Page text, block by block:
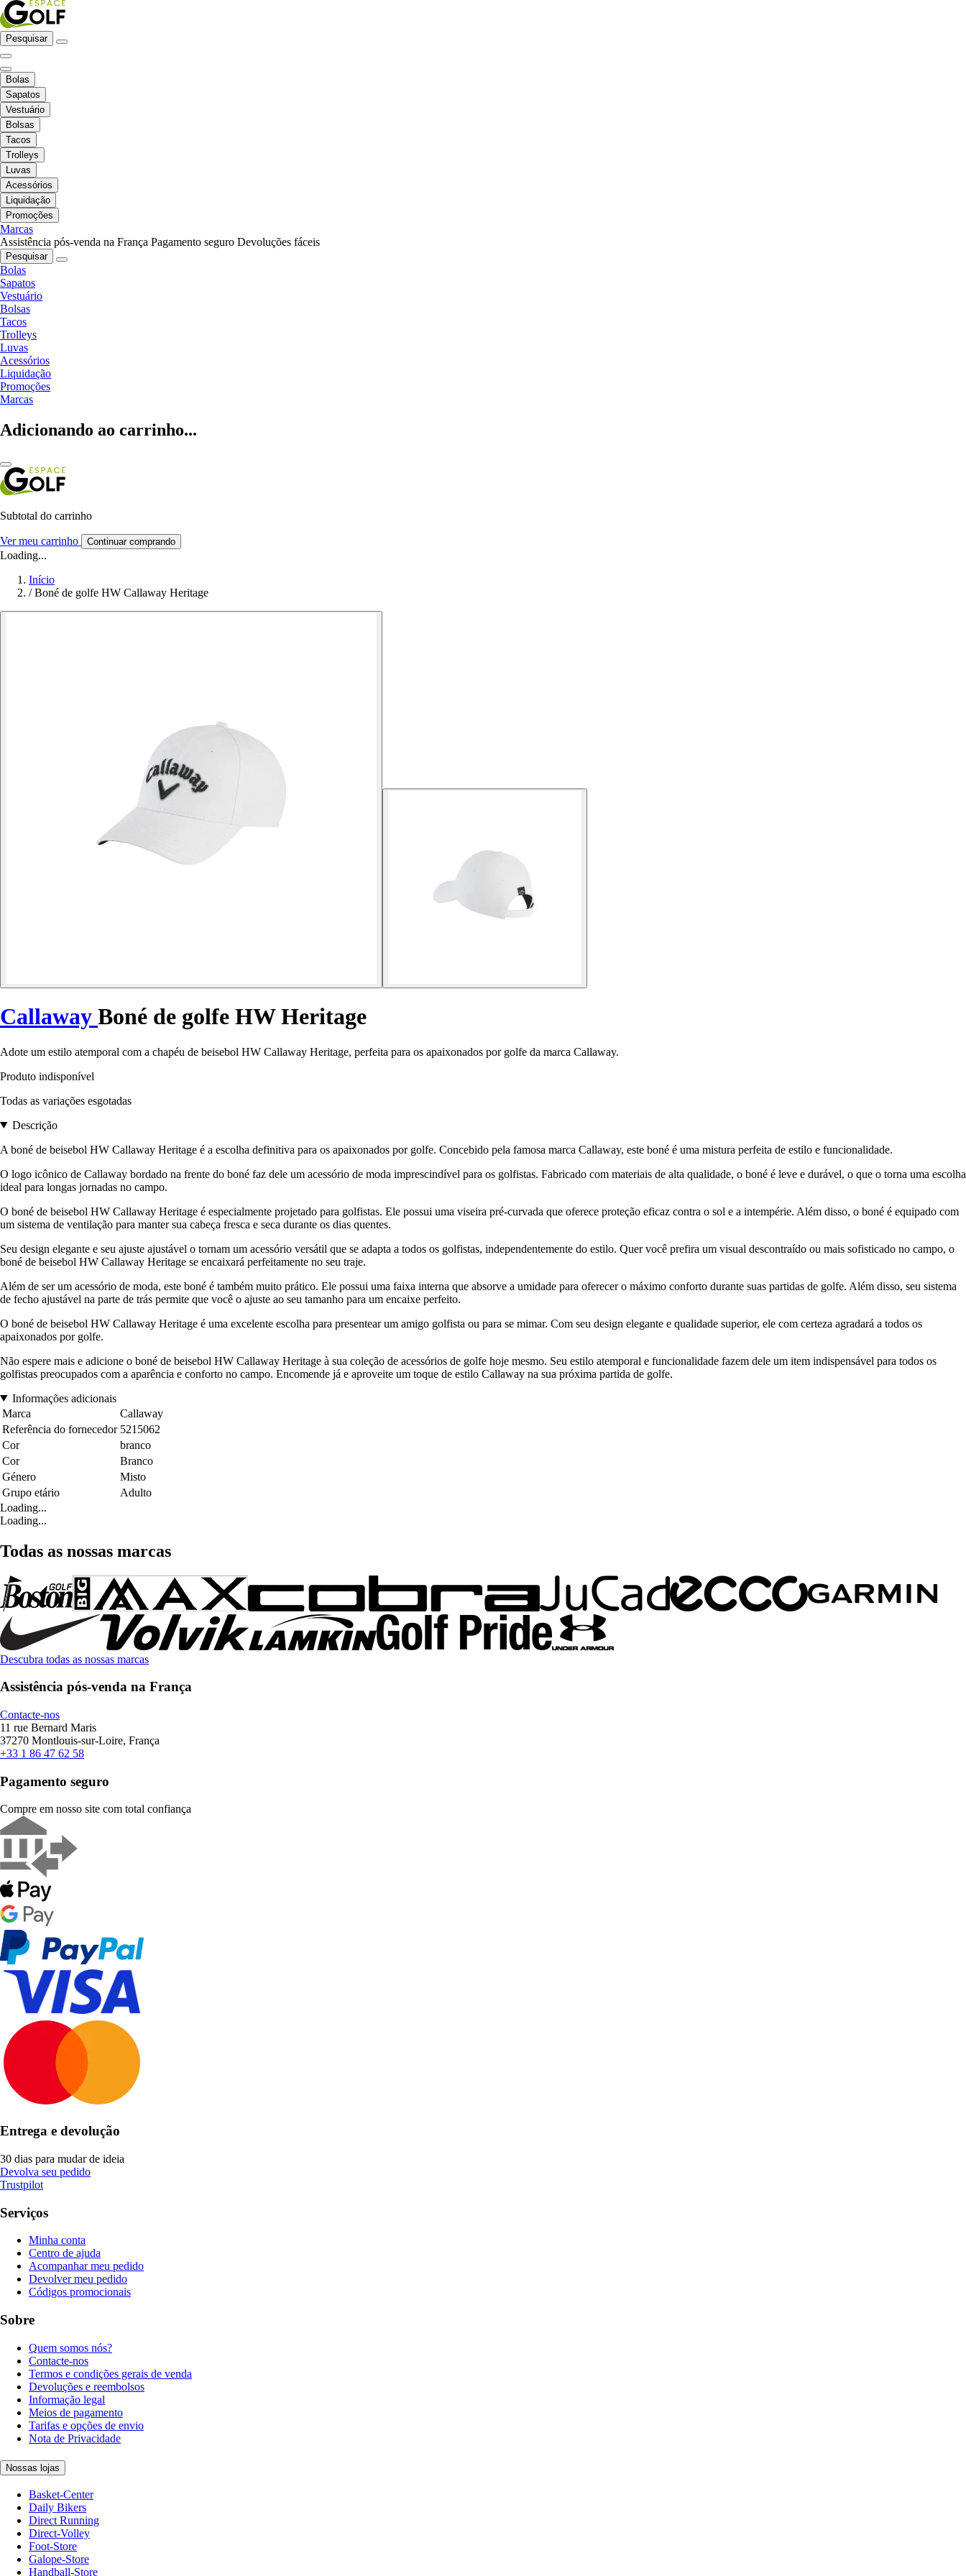
Pesquisar
Bolas
Sapatos
Vestuário
Bolsas
Tacos
Trolleys
Luvas
Acessórios
Liquidação
Promoções
Marcas
Assistência pós-venda na França Pagamento seguro Devoluções fáceis
Pesquisar
Bolas
Sapatos
Vestuário
Bolsas
Tacos
Trolleys
Luvas
Acessórios
Liquidação
Promoções
Marcas
Adicionando ao carrinho...
Subtotal do carrinho
Ver meu carrinho Continuar comprando
Loading...
Início
/ Boné de golfe HW Callaway Heritage
Callaway Boné de golfe HW Heritage
Adote um estilo atemporal com a chapéu de beisebol HW Callaway Heritage, perfeita para os apaixonados por golfe da marca Callaway.
Produto indisponível
Todas as variações esgotadas
Descrição
A boné de beisebol HW Callaway Heritage é a escolha definitiva para os apaixonados por golfe. Concebido pela famosa marca Callaway, este boné é uma mistura perfeita de estilo e funcionalidade.
O logo icônico de Callaway bordado na frente do boné faz dele um acessório de moda imprescindível para os golfistas. Fabricado com materiais de alta qualidade, o boné é leve e durável, o que o torna uma escolha
ideal para longas jornadas no campo.
O boné de beisebol HW Callaway Heritage é especialmente projetado para golfistas. Ele possui uma viseira pré-curvada que oferece proteção eficaz contra o sol e a intempérie. Além disso, o boné é equipado com
um sistema de ventilação para manter sua cabeça fresca e seca durante os dias quentes.
Seu design elegante e seu ajuste ajustável o tornam um acessório versátil que se adapta a todos os golfistas, independentemente do estilo. Quer você prefira um visual descontraído ou mais sofisticado no campo, o
boné de beisebol HW Callaway Heritage se encaixará perfeitamente no seu traje.
Além de ser um acessório de moda, este boné é também muito prático. Ele possui uma faixa interna que absorve a umidade para oferecer o máximo conforto durante suas partidas de golfe. Além disso, seu sistema
de fecho ajustável na parte de trás permite que você o ajuste ao seu tamanho para um encaixe perfeito.
O boné de beisebol HW Callaway Heritage é uma excelente escolha para presentear um amigo golfista ou para se mimar. Com seu design elegante e qualidade superior, ele com certeza agradará a todos os
apaixonados por golfe.
Não espere mais e adicione o boné de beisebol HW Callaway Heritage à sua coleção de acessórios de golfe hoje mesmo. Seu estilo atemporal e funcionalidade fazem dele um item indispensável para todos os
golfistas preocupados com a aparência e conforto no campo. Encomende já e aproveite um toque de estilo Callaway na sua próxima partida de golfe.
Informações adicionais
Marca
Callaway
Referência do fornecedor 5215062
Cor
branco
Cor
Branco
Género
Misto
Grupo etário
Adulto
Loading...
Loading...
Todas as nossas marcas
Descubra todas as nossas marcas
Assistência pós-venda na França
Contacte-nos
11 rue Bernard Maris
37270 Montlouis-sur-Loire, França
+33 1 86 47 62 58
Pagamento seguro
Compre em nosso site com total confiança
Entrega e devolução
30 dias para mudar de ideia
Devolva seu pedido
Trustpilot
Serviços
Minha conta
Centro de ajuda
Acompanhar meu pedido
Devolver meu pedido
Códigos promocionais
Sobre
Quem somos nós?
Contacte-nos
Termos e condições gerais de venda
Devoluções e reembolsos
Informação legal
Meios de pagamento
Tarifas e opções de envio
Nota de Privacidade
Nossas lojas
Basket-Center
Daily Bikers
Direct Running
Direct-Volley
Foot-Store
Galope-Store
Handball-Store